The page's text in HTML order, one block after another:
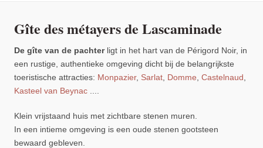
Gîte des métayers de Lascaminade
De gîte van de pachterligt in het hart van de Périgord Noir, in
een rustige, authentieke omgeving dicht bij de belangrijkste
toeristische attracties: Monpazier, Sarlat Domme Castelnaud
Kasteel van Beynac
Klein vrijstaand huis met zichtbare stenen muren.
In een intieme omgeving is een oude stenen gootsteen
bewaard gebleven.